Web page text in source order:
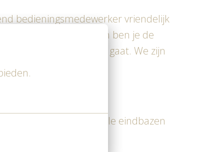
bedieningsmedewerker vriendelijk
en hard te werken ben je de
als het om werktijden gaat. We zijn
uitblinkers, sociale eindbazen